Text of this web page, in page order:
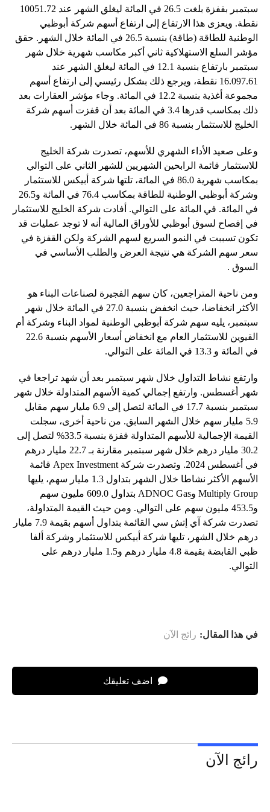
سبتمبر بقفزة بلغت 26.5 في المائة ليغلق الشهر عند 10051.72
نقطة. ويعزى هذا الارتفاع إلى ارتفاع أسهم شركة أبوظبي
الوطنية للطاقة (طاقة) بنسبة 26.5 في المائة خلال الشهر. حقق
مؤشر السلع الاستهلاكية ثاني أكبر مكاسب شهرية خلال شهر
سبتمبر بارتفاع بنسبة 12.1 في المائة ليغلق الشهر عند
16.097.61 نقطة، ويرجع ذلك بشكل رئيسي إلى ارتفاع أسهم
مجموعة أغذية بنسبة 12.2 في المائة. وجاء مؤشر العقارات بعد
ذلك بمكاسب قدرها 3.4 في المائة بعد أن قفزت أسهم شركة
الخليج للاستثمار بنسبة 86 في المائة خلال الشهر.
وعلى صعيد الأداء الشهري للأسهم، تصدرت شركة الخليج
للاستثمار قائمة الرابحين الشهريين للشهر الثاني على التوالي
بمكاسب شهرية 86.0 في المائة، تلتها شركة أبيكس للاستثمار
وشركة أبوظبي الوطنية للطاقة بمكاسب 76.4 في المائة و26.5
في المائة. في المائة على التوالي. أفادت شركة الخليج للاستثمار
في إفصاح لسوق أبوظبي للأوراق المالية أنه لا توجد عمليات قد
تكون تسببت في النمو السريع لسهم الشركة ولكن القفزة في
سعر سهم الشركة هي نتيجة العرض والطلب الأساسي في
السوق .
ومن ناحية المتراجعين، كان سهم الفجيرة لصناعات البناء هو
الأكثر انخفاضا، حيث انخفض بنسبة 27.0 في المائة خلال شهر
سبتمبر، يليه سهم شركة أبوظبي الوطنية لمواد البناء وشركة أم
القيوين للاستثمار العام مع انخفاض أسعار الأسهم بنسبة 22.6
في المائة و 13.3 في المائة على التوالي.
وارتفع نشاط التداول خلال شهر سبتمبر بعد أن شهد تراجعا في
شهر أغسطس. وارتفع إجمالي كمية الأسهم المتداولة خلال شهر
سبتمبر بنسبة 17.7 في المائة لتصل إلى 6.9 مليار سهم مقابل
5.9 مليار سهم خلال الشهر السابق. من ناحية أخرى، سجلت
القيمة الإجمالية للأسهم المتداولة قفزة بنسبة 33.5% لتصل إلى
30.2 مليار درهم خلال شهر سبتمبر مقارنة بـ 22.7 مليار درهم
في أغسطس 2024. وتصدرت شركة Apex Investment قائمة
الأسهم الأكثر نشاطا خلال الشهر بتداول 1.3 مليار سهم، يليها
Multiply Group وADNOC Gas بتداول 609.0 مليون سهم
و453.5 مليون سهم على التوالي. ومن حيث القيمة المتداولة،
تصدرت شركة آي إتش سي القائمة بتداول أسهم بقيمة 7.9 مليار
درهم خلال الشهر، تليها شركة أبيكس للاستثمار وشركة ألفا
ظبي القابضة بقيمة 4.8 مليار درهم و1.5 مليار درهم على
التوالي.
في هذا المقال: رائج الآن
اضف تعليقك
رائج الآن